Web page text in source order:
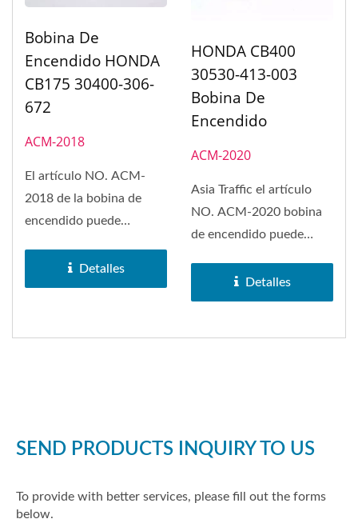
Bobina De
Encendido HONDA
CB175 30400-306-
672
ACM-2018
El artículo NO. ACM-
2018 de la bobina de
encendido puede
CB175K3/K4/K5/K6/CL175K3/CB200/B/L.
Detalles
HONDA CB400
30530-413-003
Bobina De
Encendido
ACM-2020
Asia Traffic el artículo
NO. ACM-2020 bobina
de encendido puede
CB400...
Detalles